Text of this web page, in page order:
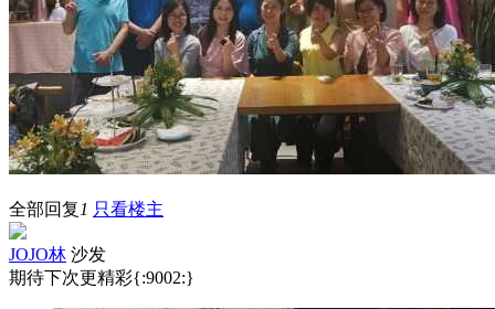
全部回复 1 只看楼主
JOJO林 沙发
期待下次更精彩{:9002:}